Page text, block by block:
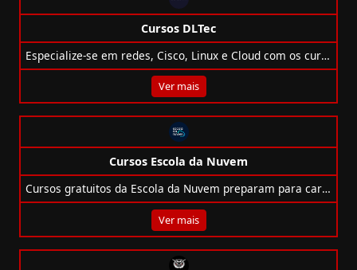
Cursos DLTec
Especialize-se em redes, Cisco, Linux e Cloud com os cursos gratuitos e pagos da DLTec, escola referência em infraestrutura de TI.
Ver mais
Cursos Escola da Nuvem
Cursos gratuitos da Escola da Nuvem preparam para carreiras em Cloud com foco em inclusão e certificação AWS e Microsoft.
Ver mais